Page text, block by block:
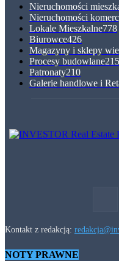
Nieruchomości
Nieruchomości
Lokale Mieszkalne778
Biurowce426
Magazyny i sklepy
Procesy budowlane215
Patronaty210
Galerie handlowe i
Kontakt z redakcją:
NOTY PRAWNE